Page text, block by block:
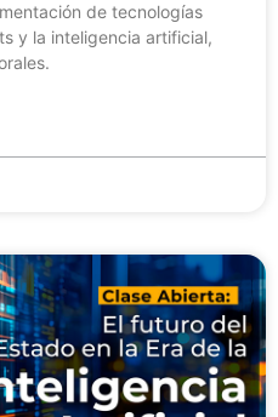
de tecnologías
y la inteligencia artificial,